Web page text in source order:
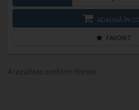
ADAUGĂ ÎN
FAVORIT
4 rezultate conform filtrelor.